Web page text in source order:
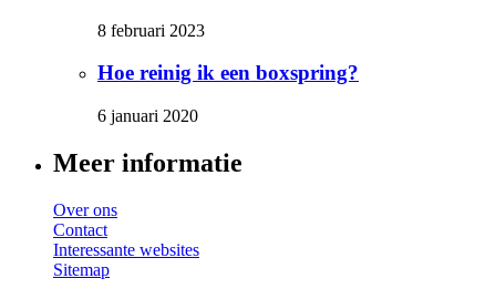
8 februari 2023
Hoe reinig ik een boxspring?
6 januari 2020
Meer informatie
Over ons
Contact
Interessante websites
Sitemap